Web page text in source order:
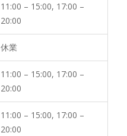
11:00 – 15:00, 17:00 –
20:00
休業
11:00 – 15:00, 17:00 –
20:00
11:00 – 15:00, 17:00 –
20:00